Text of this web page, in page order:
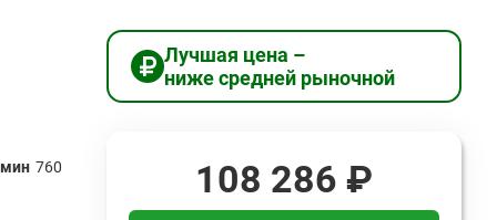
мин 760
Лучшая цена –
ниже средней рыночной
108 286 ₽